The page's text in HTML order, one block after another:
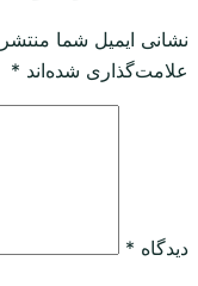
نشانی ایمیل شما
علامت‌گذاری شده‌اند *
دیدگاه *